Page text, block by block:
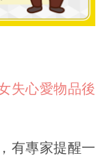
失心愛物品後
有專家提醒一